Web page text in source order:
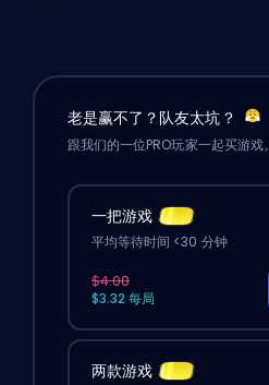
老是赢不了？队友太坑？
跟我们的一位PRO玩家一起买游戏。
一把游戏
平均等待时间 <30 分钟
$4.00
$3.32 每局
两款游戏